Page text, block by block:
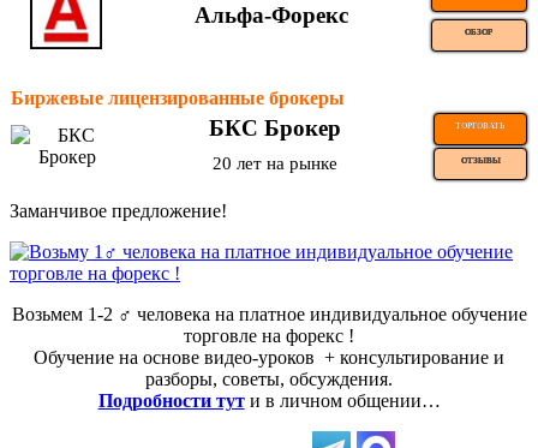
Альфа-Форекс
ОБЗОР
Биржевые лицензированные брокеры
БКС Брокер ТОРГОВАТЬ
20 лет на рынке ОТЗЫВЫ
Заманчивое предложение!
Возьмем 1-2 ‍♂️ человека на платное индивидуальное обучение
торговле на форекс !
Обучение на основе видео-уроков ️ + консультирование и
разборы, советы, обсуждения.
Подробности тут и в личном общении…